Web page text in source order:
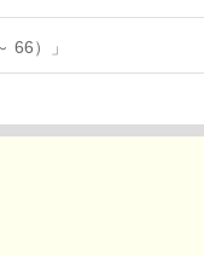
66）」